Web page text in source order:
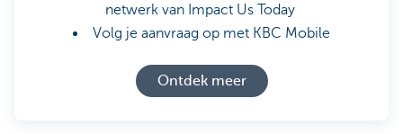
netwerk van Impact Us Today
Volg je aanvraag op met KBC Mobile
Ontdek meer